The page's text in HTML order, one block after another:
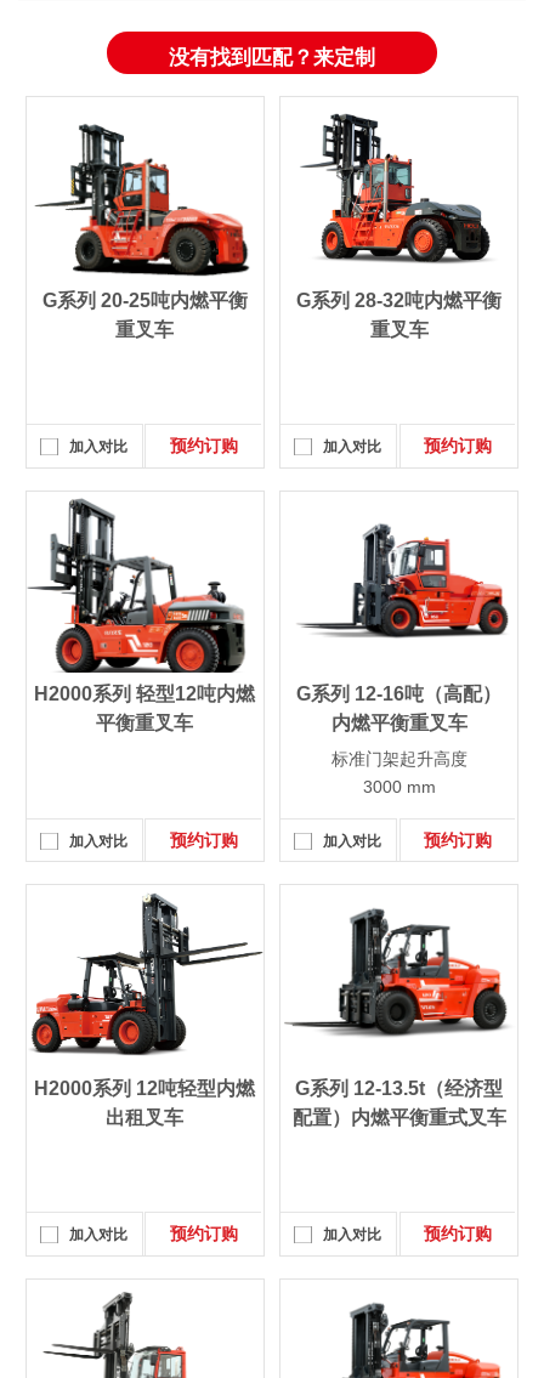
没有找到匹配？来定制
G系列 20-25吨内燃平衡
重叉车
加入对比 预约订购
G系列 28-32吨内燃平衡
重叉车
加入对比 预约订购
H2000系列 轻型12吨内燃
平衡重叉车
加入对比 预约订购
G系列 12-16吨（高配）
内燃平衡重叉车
标准门架起升高度
3000 mm
加入对比 预约订购
H2000系列 12吨轻型内燃
出租叉车
加入对比 预约订购
G系列 12-13.5t（经济型
配置）内燃平衡重式叉车
加入对比 预约订购